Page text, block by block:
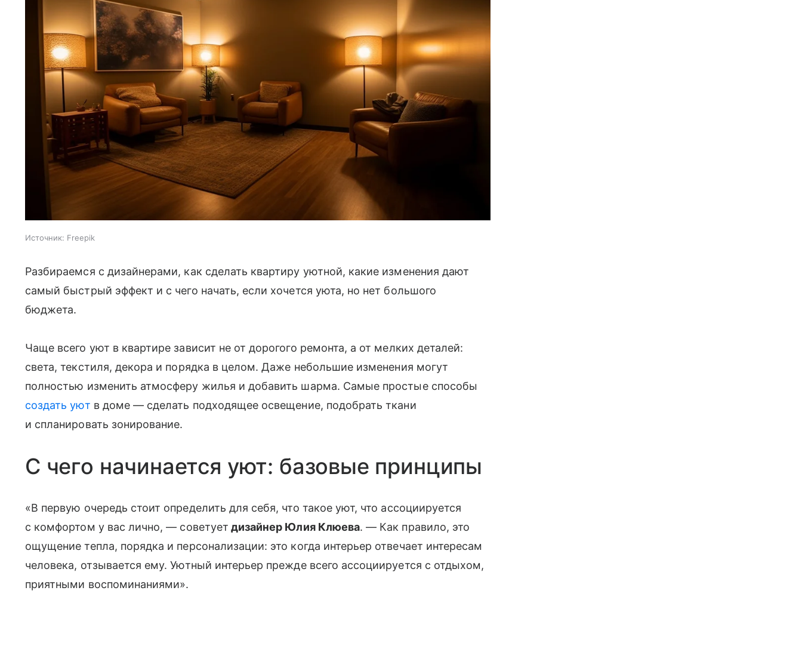
Источник: Freepik
Разбираемся с дизайнерами, как сделать квартиру уютной, какие изменения дают
самый быстрый эффект и с чего начать, если хочется уюта, но нет большого
бюджета.
Чаще всего уют в квартире зависит не от дорогого ремонта, а от мелких деталей:
света, текстиля, декора и порядка в целом. Даже небольшие изменения могут
полностью изменить атмосферу жилья и добавить шарма. Самые простые способы
создать уют в доме — сделать подходящее освещение, подобрать ткани
и спланировать зонирование.
С чего начинается уют: базовые принципы
«В первую очередь стоит определить для себя, что такое уют, что ассоциируется
с комфортом у вас лично, — советует дизайнер Юлия Клюева. — Как правило, это
ощущение тепла, порядка и персонализации: это когда интерьер отвечает интересам
человека, отзывается ему. Уютный интерьер прежде всего ассоциируется с отдыхом,
приятными воспоминаниями».